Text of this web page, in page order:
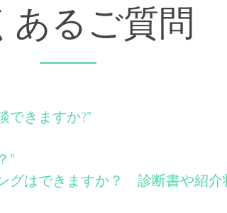
あるご質問
きますか?”
”
グはできますか？ 診断書や紹